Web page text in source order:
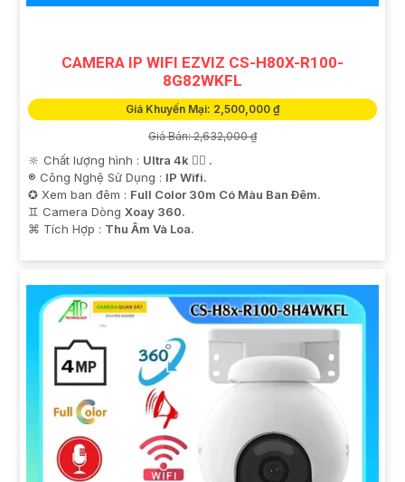
CAMERA IP WIFI EZVIZ CS-H80X-R100-
8G82WKFL
Giá Khuyến Mại: 2,500,000 ₫
Giá Bán: 2,632,000 ₫
🔆 Chất lượng hình : Ultra 4k 👍🏾 .
®️ Công Nghệ Sử Dụng : IP Wifi.
✪ Xem ban đêm : Full Color 30m Có Màu Ban Ðêm.
♊ Camera Dòng Xoay 360.
️⌘ Tích Hợp : Thu Âm Và Loa.